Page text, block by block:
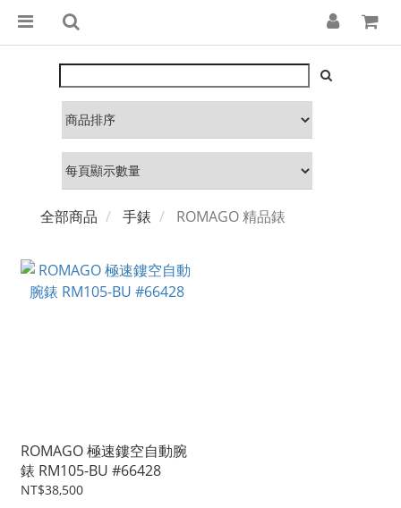
全部商品 手錶 ROMAGO 精品錶
ROMAGO 極速鏤空自動腕
錶 RM105-BU #66428
NT$38,500